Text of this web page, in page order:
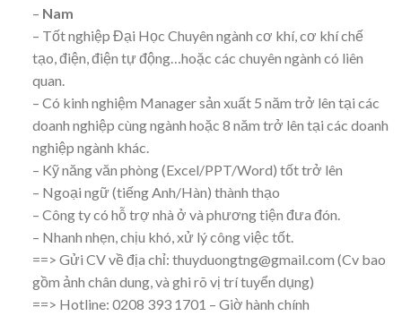
– Nam
– Tốt nghiệp Đại Học Chuyên ngành cơ khí, cơ khí chế
tạo, điện, điện tự động…hoặc các chuyên ngành có liên
quan.
– Có kinh nghiệm Manager sản xuất 5 năm trở lên tại các
doanh nghiệp cùng ngành hoặc 8 năm trở lên tại các doanh
nghiệp ngành khác.
– Kỹ năng văn phòng (Excel/PPT/Word) tốt trở lên
– Ngoại ngữ (tiếng Anh/Hàn) thành thạo
– Công ty có hỗ trợ nhà ở và phương tiện đưa đón.
– Nhanh nhẹn, chịu khó, xử lý công việc tốt.
==> Gửi CV về địa chỉ: thuyduongtng@gmail.com (Cv bao
gồm ảnh chân dung, và ghi rõ vị trí tuyển dụng)
==> Hotline: 0208 393 1701 – Giờ hành chính